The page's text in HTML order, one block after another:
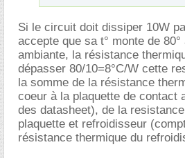
Si le circuit doit dissiper 10W
accepte que sa t° monte de
ambiante, la résistance
dépasser 80/10=8°C/W cette
la somme de la résistance
coeur à la plaquette de contact
des datasheet), de la
plaquette et refroidisseur
résistance thermique du